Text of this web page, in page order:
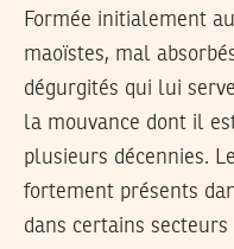
Formée initialement
maoïstes, mal
dégurgités qui lui
la mouvance dont il
plusieurs décennies.
fortement présents
dans certains secteurs